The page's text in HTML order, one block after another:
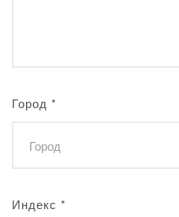
Город *
Индекс *